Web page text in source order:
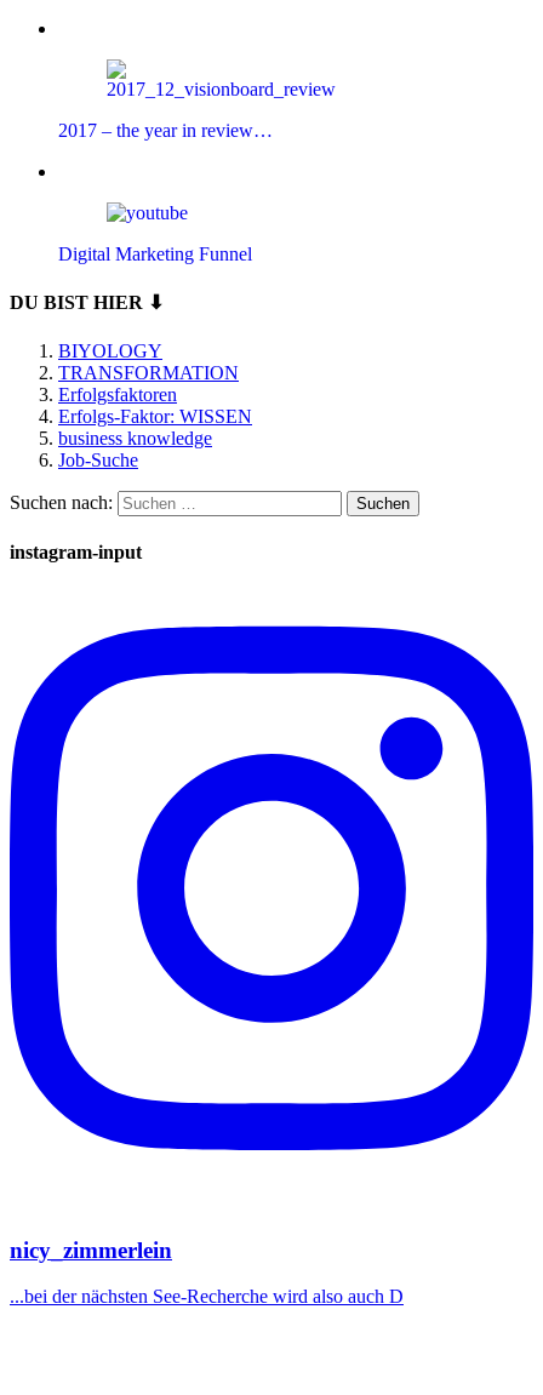
2017 – the year in review…
Digital Marketing Funnel
DU BIST HIER ⬇
BIYOLOGY
TRANSFORMATION
Erfolgsfaktoren
Erfolgs-Faktor: WISSEN
business knowledge
Job-Suche
Suchen nach:
instagram-input
nicy_zimmerlein
...bei der nächsten See-Recherche wird also auch D